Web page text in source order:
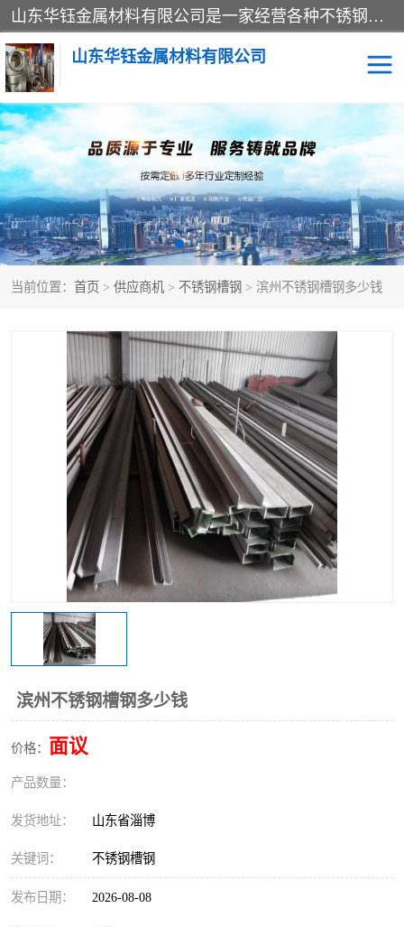
山东华钰金属材料有限公司是一家经营各种不锈钢管材、板材、圆钢、法兰、封头、型材等产品的公司；主营产品有：不锈钢管，激光切割，管件标准件，不锈钢圆钢，不锈钢人孔，不锈钢亮管，不锈钢角钢，不锈钢加工，不锈钢管子，不锈钢工业方管，不锈钢封头，不锈钢法兰，不锈钢阀门，不锈钢槽钢，不锈钢扁钢，不锈钢板等；可为客户制作各种规格的型材及不锈钢配件、非标准件及各种容器具等，能满足客户的不同采购要求。
山东华钰金属材料有限公司
当前位置： 首页 > 供应商机 > 不锈钢槽钢 > 滨州不锈钢槽钢多少钱
滨州不锈钢槽钢多少钱
价格： 面议
产品数量：
发货地址： 山东省淄博
关键词： 不锈钢槽钢
发布日期： 2026-08-08
不锈钢管 激光切割
管件标准件 不锈钢圆钢
不锈钢人孔 不锈钢亮管
不锈钢角钢 不锈钢加工
不锈钢板 不锈钢工业方管
不锈钢封头 不锈钢法兰
不锈钢阀门 不锈钢槽钢
不锈钢扁钢